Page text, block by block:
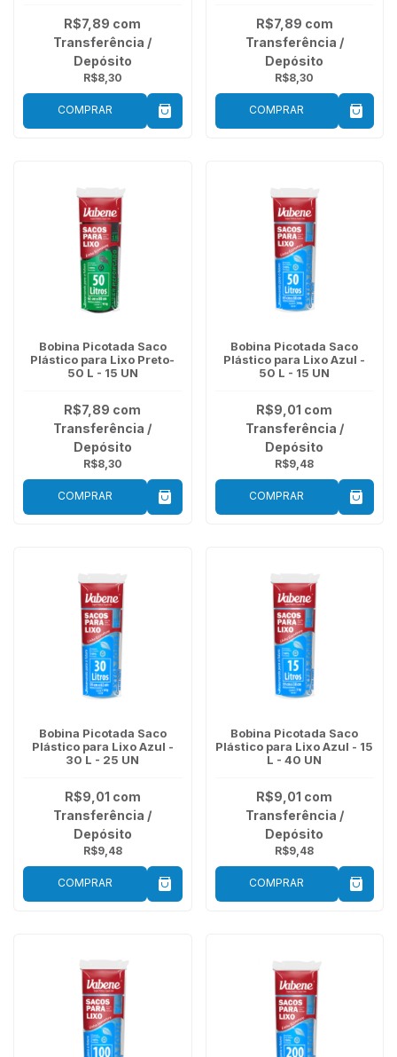
R$8,30
R$7,89 com
Transferência /
Depósito
COMPRAR
R$8,30
R$7,89 com
Transferência /
Depósito
COMPRAR
Bobina Picotada Saco
Plástico para Lixo Preto-
50 L - 15 UN
R$8,30
R$7,89 com
Transferência /
Depósito
COMPRAR
Bobina Picotada Saco
Plástico para Lixo Azul -
50 L - 15 UN
R$9,48
R$9,01 com
Transferência /
Depósito
COMPRAR
Bobina Picotada Saco
Plástico para Lixo Azul -
30 L - 25 UN
R$9,48
R$9,01 com
Transferência /
Depósito
COMPRAR
Bobina Picotada Saco
Plástico para Lixo Azul - 15
L - 40 UN
R$9,48
R$9,01 com
Transferência /
Depósito
COMPRAR